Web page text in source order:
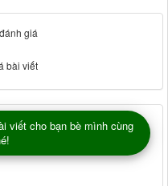
giá
bài viết
viết cho bạn bè mình cùng